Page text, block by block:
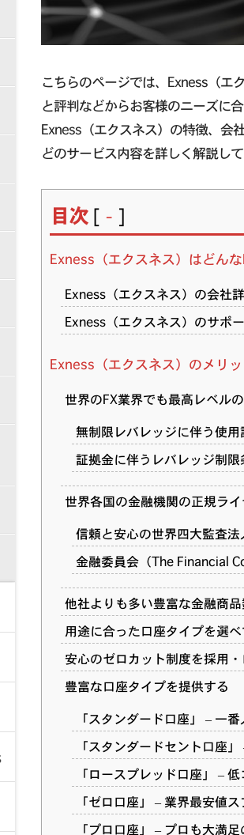
こちらのページでは、Exness（エ
と評判などからお客様のニーズに
Exness（エクスネス）の特徴、会
どのサービス内容を詳しく解説して
目次 [ - ]
Exness（エクスネス）はどんな
Exness（エクスネス）の会社
Exness（エクスネス）のサポ
Exness（エクスネス）のメリッ
世界のFX業界でも最高レベル
無制限レバレッジに伴う使用
証拠金に伴うレバレッジ制限
世界各国の金融機関の正規ラ
信頼と安心の世界四大監査
金融委員会（The Financial
他社よりも多い豊富な金融商
用途に合った口座タイプを選
安心のゼロカット制度を採用
豊富な口座タイプを提供する
「スタンダード口座」 – 一
「スタンダードセント口座
「ロースプレッド口座」 –
「ゼロ口座」 – 業界最安値
「プロ口座」 – プロも大満